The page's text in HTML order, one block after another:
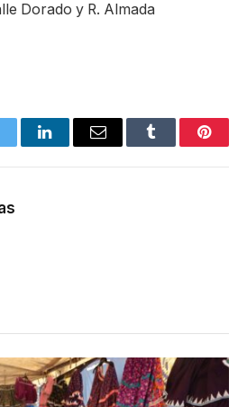
Dorado y R. Almada
LinkedInEmail Tumblr